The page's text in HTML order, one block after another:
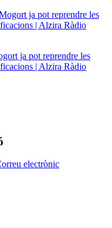
ja pot reprendre les
| Alzira Ràdio
electrònic